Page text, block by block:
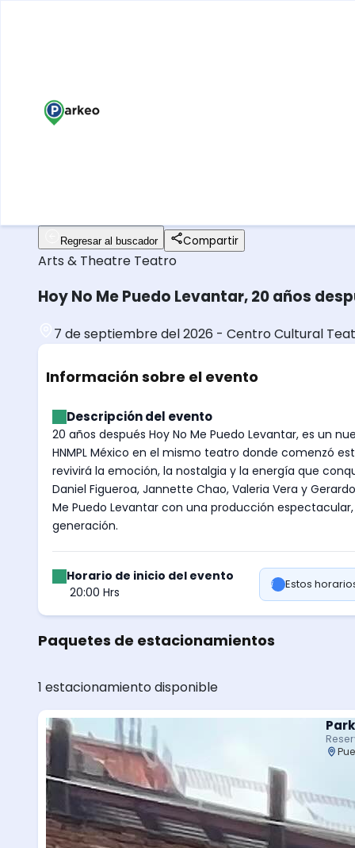
Regresar al buscador Compartir
Arts & Theatre Teatro
Hoy No Me Puedo Levantar, 20 años
7 de septiembre del 2026 - Centro Cultural
Información sobre el evento
Descripción del evento
20 años después Hoy No Me Puedo Levantar, es un
HNMPL México en el mismo teatro donde comenzó
revivirá la emoción, la nostalgia y la energía que
Daniel Figueroa, Jannette Chao, Valeria Vera y
Me Puedo Levantar con una producción
generación.
Horario de inicio del evento
20:00 Hrs
Estos
Paquetes de estacionamientos
1 estacionamiento disponible